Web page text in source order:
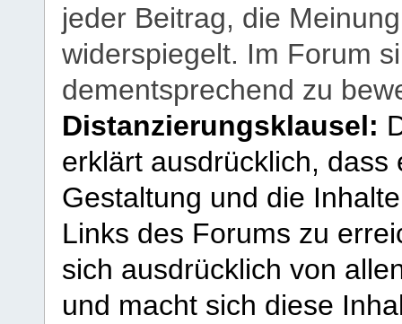
jeder Beitrag, die
widerspiegelt. Im Forum
dementsprechend zu
Distanzierungsklausel:
erklärt ausdrücklich,
Gestaltung und die
Links des Forums zu
sich ausdrücklich von
und macht sich diese